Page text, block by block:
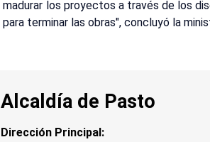
madurar los proyectos a través de los
para terminar las obras", concluyó la
Alcaldía de Pasto
Dirección Principal: